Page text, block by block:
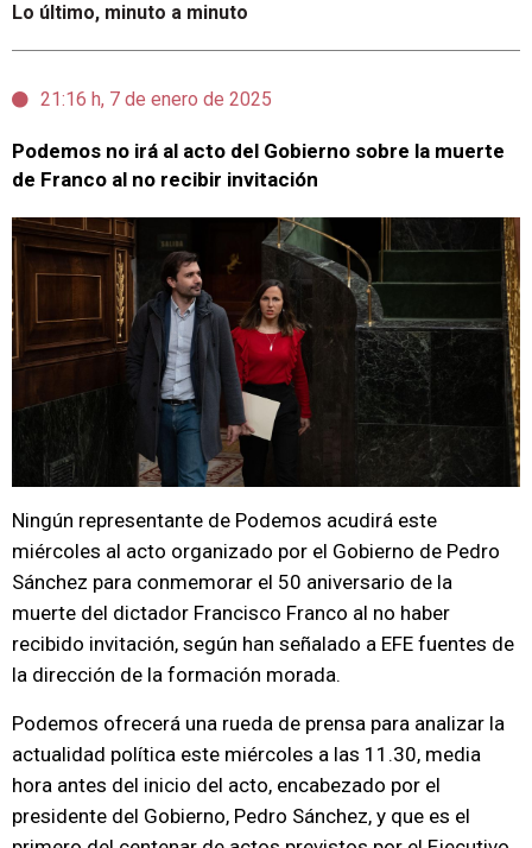
Lo último, minuto a minuto
21:16 h, 7 de enero de 2025
Podemos no irá al acto del Gobierno sobre la muerte
de Franco al no recibir invitación
Ningún representante de Podemos acudirá este
miércoles al acto organizado por el Gobierno de Pedro
Sánchez para conmemorar el 50 aniversario de la
muerte del dictador Francisco Franco al no haber
recibido invitación, según han señalado a EFE fuentes de
la dirección de la formación morada.
Podemos ofrecerá una rueda de prensa para analizar la
actualidad política este miércoles a las 11.30, media
hora antes del inicio del acto, encabezado por el
presidente del Gobierno, Pedro Sánchez, y que es el